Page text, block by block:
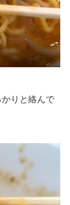
りと絡んで